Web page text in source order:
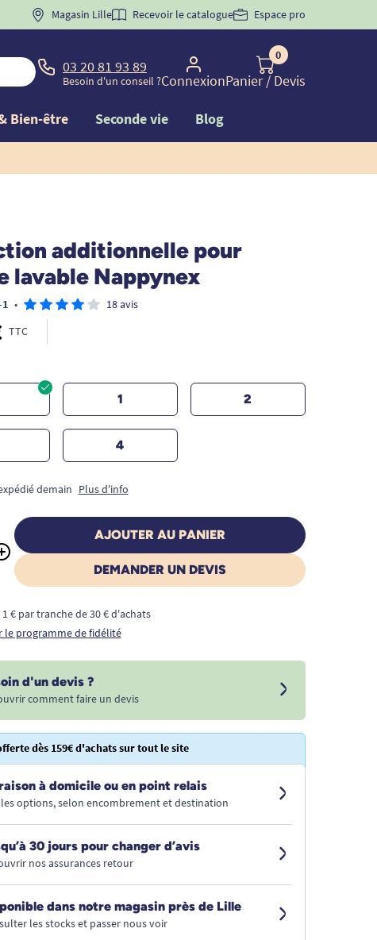
BIENVENUE" pourla 1ère commande d'incontinence
Magasin Lille Recevoir le catalogue Espace pro
03 20 81 93 89
Besoin d'un conseil ?Connexion
0
Panier/ Devis
Bien-être Seconde vie Blog
additionnelle pour
lavable Nappynex
• 18 avis
TTC
1 2
4
demain Plus d'info
AJOUTER AU PANIER
DEMANDER UN DEVIS
€ par tranche de 30 € d'achats
le programme de fidélité
d'un devis ?
comment faire un devis
dès 159€ d'achats sur tout le site
à domicile ou en point relais
options, selon encombrement et destination
30 jours pour changer d’avis
nos assurances retour
dans notre magasin près de Lille
les stocks et passer nous voir